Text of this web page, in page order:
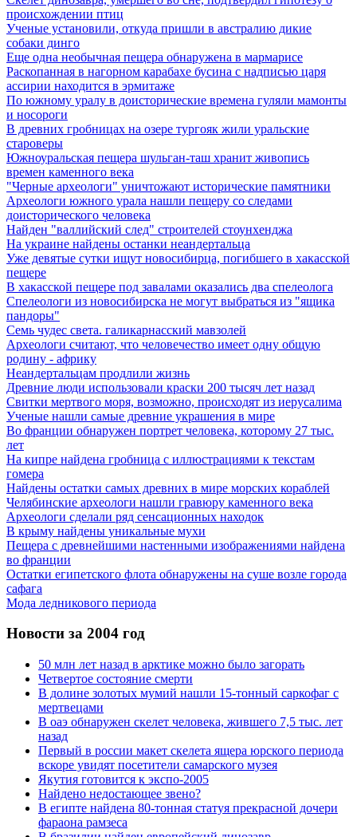
происхождении птиц
Ученые установили, откуда пришли в австралию дикие
собаки динго
Еще одна необычная пещера обнаружена в мармарисе
Раскопанная в нагорном карабахе бусина с надписью царя
ассирии находится в эрмитаже
По южному уралу в доисторические времена гуляли мамонты
и носороги
В древних гробницах на озере тургояк жили уральские
староверы
Южноуральская пещера шульган-таш хранит живопись
времен каменного века
"Черные археологи" уничтожают исторические памятники
Археологи южного урала нашли пещеру со следами
доисторического человека
Найден "валлийский след" строителей стоунхенджа
На украине найдены останки неандертальца
Уже девятые сутки ищут новосибирца, погибшего в хакасской
пещере
В хакасской пещере под завалами оказались два спелеолога
Спелеологи из новосибирска не могут выбраться из "ящика
пандоры"
Семь чудес света. галикарнасский мавзолей
Археологи считают, что человечество имеет одну общую
родину - африку
Неандертальцам продлили жизнь
Древние люди использовали краски 200 тысяч лет назад
Свитки мертвого моря, возможно, происходят из иерусалима
Ученые нашли самые древние украшения в мире
Во франции обнаружен портрет человека, которому 27 тыс.
лет
На кипре найдена гробница с иллюстрациями к текстам
гомера
Найдены остатки самых древних в мире морских кораблей
Челябинские археологи нашли гравюру каменного века
Археологи сделали ряд сенсационных находок
В крыму найдены уникальные мухи
Пещера с древнейшими настенными изображениями найдена
во франции
Остатки египетского флота обнаружены на суше возле города
сафага
Мода ледникового периода
Новости за 2004 год
50 млн лет назад в арктике можно было загорать
Четвертое состояние смерти
В долине золотых мумий нашли 15-тонный саркофаг с
мертвецами
В оаэ обнаружен скелет человека, жившего 7,5 тыс. лет
назад
Первый в россии макет скелета ящера юрского периода
вскоре увидят посетители самарского музея
Якутия готовится к экспо-2005
Найдено недостающее звено?
В египте найдена 80-тонная статуя прекрасной дочери
фараона рамзеса